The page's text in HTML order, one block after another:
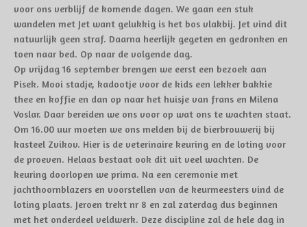
voor ons verblijf de komende dagen. We gaan een stuk
wandelen met Jet want gelukkig is het bos vlakbij. Jet vind dit
natuurlijk geen straf. Daarna heerlijk gegeten en gedronken en
toen naar bed. Op naar de volgende dag.
Op vrijdag 16 september brengen we eerst een bezoek aan
Pisek. Mooi stadje, kadootje voor de kids een lekker bakkie
thee en koffie en dan op naar het huisje van frans en Milena
Voslar. Daar bereiden we ons voor op wat ons te wachten staat.
Om 16.00 uur moeten we ons melden bij de bierbrouwerij bij
kasteel Zvikov. Hier is de veterinaire keuring en de loting voor
de proeven. Helaas bestaat ook dit uit veel wachten. De
keuring doorlopen we prima. Na een ceremonie met
jachthoornblazers en voorstellen van de keurmeesters vind de
loting plaats. Jeroen trekt nr 8 en zal zaterdag dus beginnen
met het onderdeel veldwerk. Deze discipline zal de hele dag in